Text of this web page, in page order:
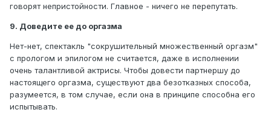
говорят непристойности. Главное - ничего не перепутать.
9. Доведите ее до оргазма
Нет-нет, спектакль "сокрушительный множественный оргазм"
с прологом и эпилогом не считается, даже в исполнении
очень талантливой актрисы. Чтобы довести партнершу до
настоящего оргазма, существуют два безотказных способа,
разумеется, в том случае, если она в принципе способна его
испытывать.